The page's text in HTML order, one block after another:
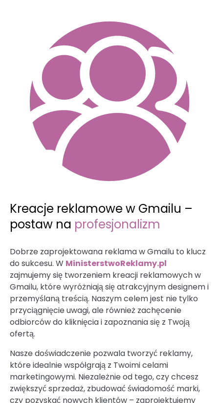
Kreacje reklamowe w Gmailu –
postaw na profesjonalizm
Dobrze zaprojektowana reklama w Gmailu to klucz
do sukcesu. W MinisterstwoReklamy.pl
zajmujemy się tworzeniem kreacji reklamowych w
Gmailu, które wyróżniają się atrakcyjnym designem i
przemyślaną treścią. Naszym celem jest nie tylko
przyciągnięcie uwagi, ale również zachęcenie
odbiorców do kliknięcia i zapoznania się z Twoją
ofertą.
Nasze doświadczenie pozwala tworzyć reklamy,
które idealnie współgrają z Twoimi celami
marketingowymi. Niezależnie od tego, czy chcesz
zwiększyć sprzedaż, zbudować świadomość marki,
czy pozyskać nowych klientów – zaprojektujemy